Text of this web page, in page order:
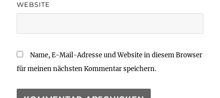
WEBSITE
Name, E-Mail-Adresse und Website in diesem Browser
für meinen nächsten Kommentar speichern.